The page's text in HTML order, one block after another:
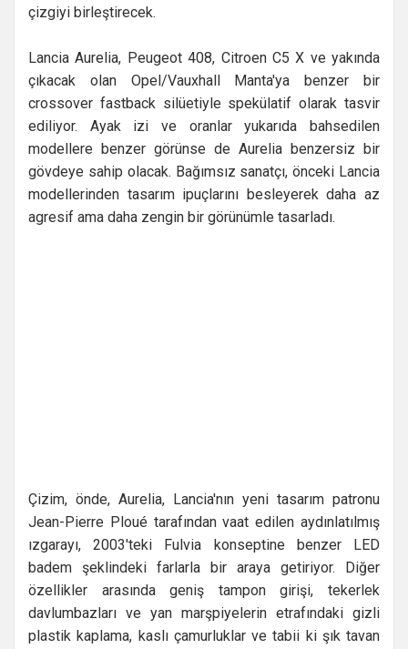
çizgiyi birleştirecek.
Lancia Aurelia, Peugeot 408, Citroen C5 X ve yakında
çıkacak olan Opel/Vauxhall Manta'ya benzer bir
crossover fastback silüetiyle spekülatif olarak tasvir
ediliyor. Ayak izi ve oranlar yukarıda bahsedilen
modellere benzer görünse de Aurelia benzersiz bir
gövdeye sahip olacak. Bağımsız sanatçı, önceki Lancia
modellerinden tasarım ipuçlarını besleyerek daha az
agresif ama daha zengin bir görünümle tasarladı.
Çizim, önde, Aurelia, Lancia'nın yeni tasarım patronu
Jean-Pierre Ploué tarafından vaat edilen aydınlatılmış
ızgarayı, 2003'teki Fulvia konseptine benzer LED
badem şeklindeki farlarla bir araya getiriyor. Diğer
özellikler arasında geniş tampon girişi, tekerlek
davlumbazları ve yan marşpiyelerin etrafındaki gizli
plastik kaplama, kaslı çamurluklar ve tabii ki şık tavan